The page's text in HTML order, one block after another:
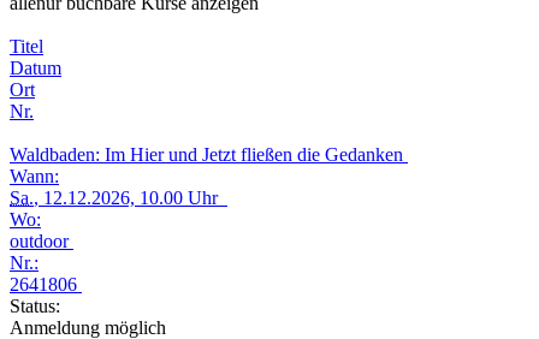
Titel
Datum
Ort
Nr.
Waldbaden: Im Hier und Jetzt fließen die Gedanken
Wann:
Sa., 12.12.2026, 10.00 Uhr
Wo:
outdoor
Nr.:
2641806
Status:
Anmeldung möglich